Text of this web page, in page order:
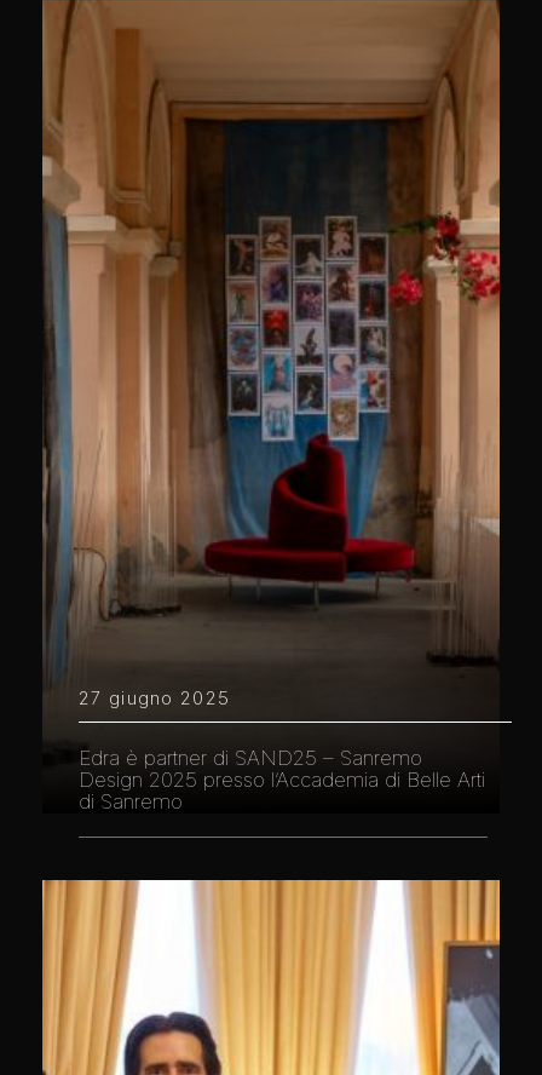
27 giugno 2025
Edra è partner di SAND25 – Sanremo
Design 2025 presso l’Accademia di Belle Arti
di Sanremo